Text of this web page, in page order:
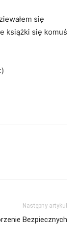
się
książki się komuś
Następny artykuł
Bezpiecznych